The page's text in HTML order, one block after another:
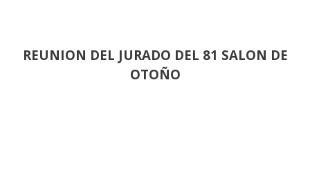
REUNION DEL JURADO DEL 81 SALON DE
OTOÑO